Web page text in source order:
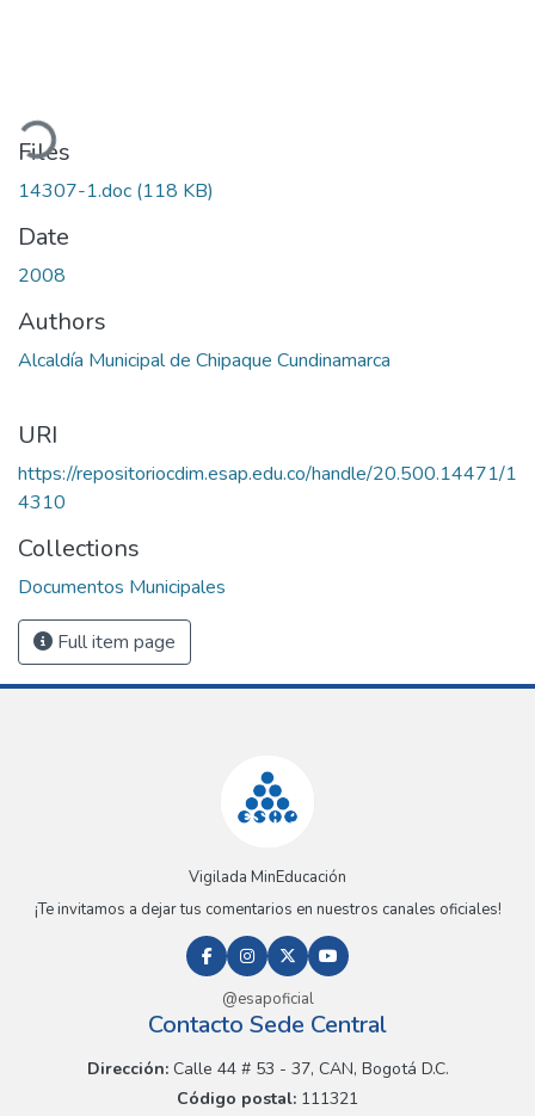
Files
14307-1.doc (118 KB)
Date
2008
Authors
Alcaldía Municipal de Chipaque Cundinamarca
URI
https://repositoriocdim.esap.edu.co/handle/20.500.14471/1
4310
Collections
Documentos Municipales
Full item page
Vigilada MinEducación
¡Te invitamos a dejar tus comentarios en nuestros canales oficiales!
@esapoficial
Contacto Sede Central
Dirección:Calle 44 # 53 - 37, CAN, Bogotá D.C.
Código postal: 111321